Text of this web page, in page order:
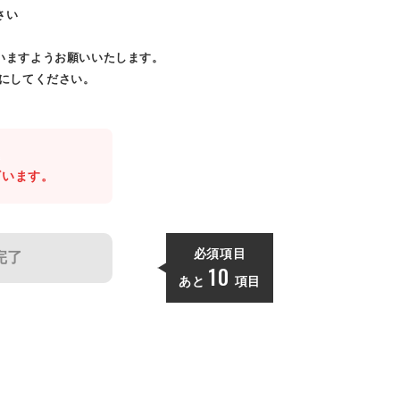
い
すようお願いいたします。
してください。
ます。
了 必須項目
あと 10 項目